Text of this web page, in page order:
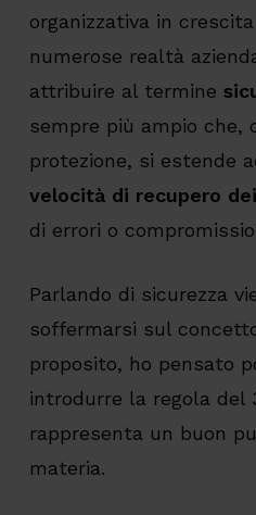
organizzativa in
numerose realtà
attribuire al termine
sempre più ampio che,
protezione, si estende
velocità di recupero
di errori o
Parlando di sicurezza
soffermarsi sul
proposito, ho pensato
introdurre la regola del
rappresenta un buon
materia.